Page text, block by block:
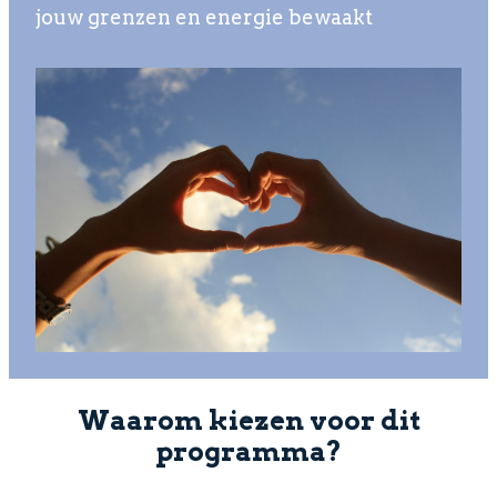
jouw grenzen en energie bewaakt
Waarom kiezen voor dit
programma?